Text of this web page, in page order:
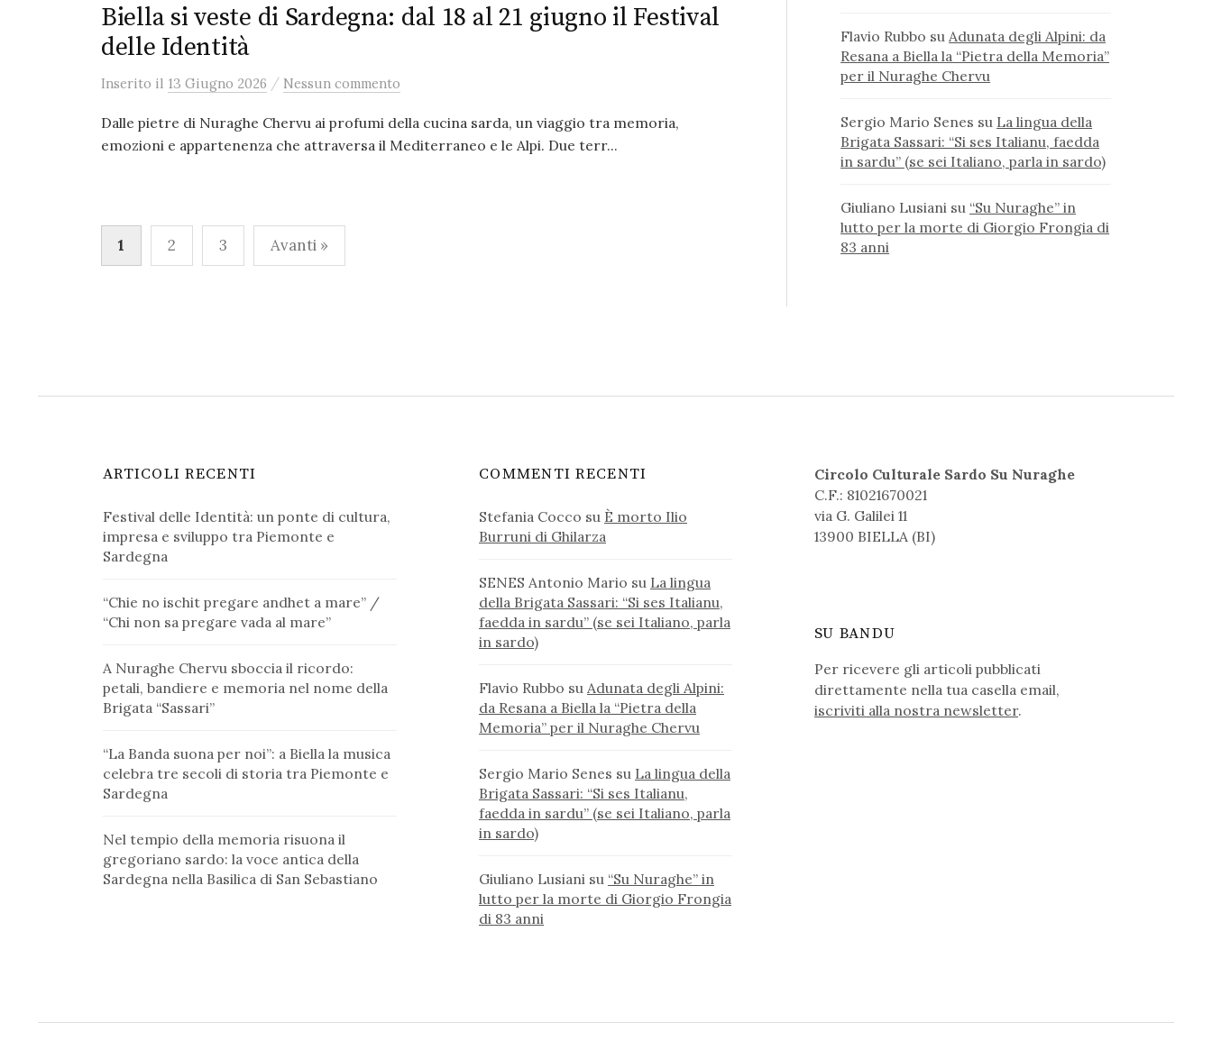
Biella si veste di Sardegna: dal 18 al 21 giugno il Festival
delle Identità
Inserito il 13 Giugno 2026 / Nessun commento
Dalle pietre di Nuraghe Chervu ai profumi della cucina sarda, un viaggio tra memoria,
emozioni e appartenenza che attraversa il Mediterraneo e le Alpi. Due terr...
Paginazione
1 2 3 Avanti »
Flavio Rubbo su Adunata degli Alpini: da
Resana a Biella la “Pietra della Memoria”
per il Nuraghe Chervu
Sergio Mario Senes su La lingua della
Brigata Sassari: “Si ses Italianu, faedda
in sardu” (se sei Italiano, parla in sardo)
Giuliano Lusiani su “Su Nuraghe” in
lutto per la morte di Giorgio Frongia di
83 anni
ARTICOLI RECENTI
Festival delle Identità: un ponte di cultura,
impresa e sviluppo tra Piemonte e
Sardegna
“Chie no ischit pregare andhet a mare” /
“Chi non sa pregare vada al mare”
A Nuraghe Chervu sboccia il ricordo:
petali, bandiere e memoria nel nome della
Brigata “Sassari”
“La Banda suona per noi”: a Biella la musica
celebra tre secoli di storia tra Piemonte e
Sardegna
Nel tempio della memoria risuona il
gregoriano sardo: la voce antica della
Sardegna nella Basilica di San Sebastiano
COMMENTI RECENTI
Stefania Cocco su È morto Ilio
Burruni di Ghilarza
SENES Antonio Mario su La lingua
della Brigata Sassari: “Si ses Italianu,
faedda in sardu” (se sei Italiano, parla
in sardo)
Flavio Rubbo su Adunata degli Alpini:
da Resana a Biella la “Pietra della
Memoria” per il Nuraghe Chervu
Sergio Mario Senes su La lingua della
Brigata Sassari: “Si ses Italianu,
faedda in sardu” (se sei Italiano, parla
in sardo)
Giuliano Lusiani su “Su Nuraghe” in
lutto per la morte di Giorgio Frongia
di 83 anni
Circolo Culturale Sardo Su Nuraghe
C.F.: 81021670021
via G. Galilei 11
13900 BIELLA (BI)
SU BANDU
Per ricevere gli articoli pubblicati
direttamente nella tua casella email,
iscriviti alla nostra newsletter.